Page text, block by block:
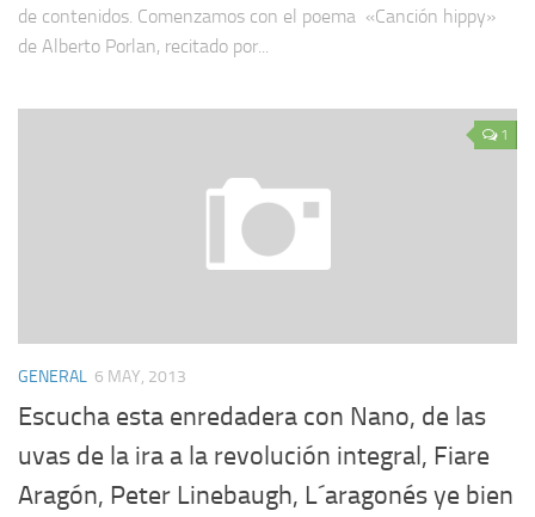
de contenidos. Comenzamos con el poema «Canción hippy»
de Alberto Porlan, recitado por...
1
GENERAL 6 MAY, 2013
Escucha esta enredadera con Nano, de las
uvas de la ira a la revolución integral, Fiare
Aragón, Peter Linebaugh, L´aragonés ye bien